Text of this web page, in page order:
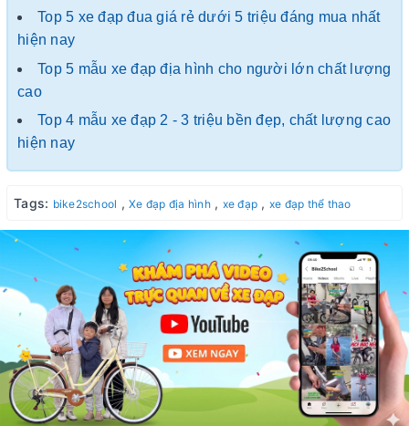
Top 5 xe đạp đua giá rẻ dưới 5 triệu đáng mua nhất
hiện nay
Top 5 mẫu xe đạp địa hình cho người lớn chất lượng
cao
Top 4 mẫu xe đạp 2 - 3 triệu bền đẹp, chất lượng cao
hiện nay
Tags: bike2school , Xe đạp địa hình, xe đạp , xe đạp thể thao